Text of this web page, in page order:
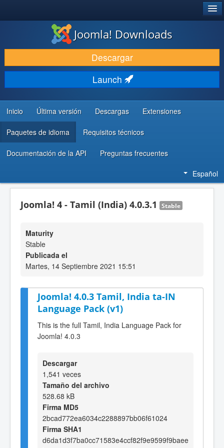
DESCARGAR & EXTENDER
DESCUBRE & APRENDE
COMUNIDAD & SOPORTE
RECURSOS PARA DESARROLLADORES
Joomla! Downloads
Descargar
Launch
Inicio Última versión Descargas Extensiones
Paquetes de idioma Requisitos técnicos
Documentación de la API Preguntas frecuentes
Español
Joomla! 4 - Tamil (India) 4.0.3.1 Stable
Maturity
Stable
Publicada el
Martes, 14 Septiembre 2021 15:51
Joomla! 4.0.3 Tamil, India ta-IN
Language Pack (v1)
This is the full Tamil, India Language Pack for
Joomla! 4.0.3
Descargar
1,541 veces
Tamaño del archivo
528.68 kB
Firma MD5
2bcad772ea6034c2288897bb06f61024
Firma SHA1
d6da1d3f7ba0cc71583e4ccf82f9e9599f9baee